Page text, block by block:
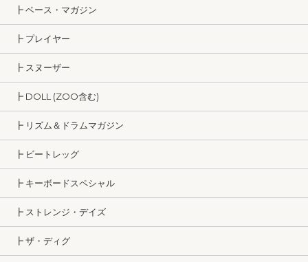
┣ ベース・マガジン
┣ プレイヤー
┣ スヌーザー
┣ DOLL (ZOO含む)
┣ リズム＆ドラムマガジン
┣ ビートレッグ
┣ キーボードスペシャル
┣ ストレンジ・デイズ
┣ ザ・ディグ